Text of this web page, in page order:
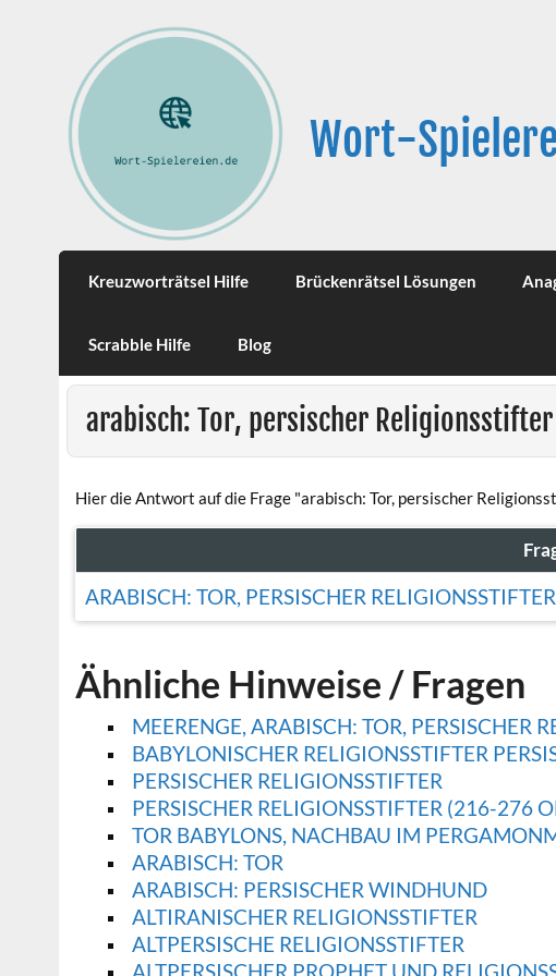
Wort-
Kreuzworträtsel Hilfe Brückenrätsel Lösungen
Scrabble Hilfe Blog
arabisch: Tor, persischer Religionsstifter
Hier die Antwort auf die Frage "arabisch: Tor, persischer
ARABISCH: TOR, PERSISCHER RELIGIONSSTIFTER
Ähnliche Hinweise / Fragen
MEERENGE, ARABISCH: TOR, PERSISCHER
BABYLONISCHER RELIGIONSSTIFTER
PERSISCHER RELIGIONSSTIFTER
PERSISCHER RELIGIONSSTIFTER (216-276
TOR BABYLONS, NACHBAU IM
ARABISCH: TOR
ARABISCH: PERSISCHER WINDHUND
ALTIRANISCHER RELIGIONSSTIFTER
ALTPERSISCHE RELIGIONSSTIFTER